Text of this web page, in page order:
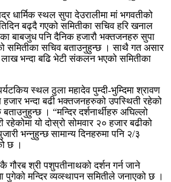
धार्मिक स्थल सुपा देउरालीमा मां भगवतीको
बढ्दै गएको समितीका सचिव हरि खनाल
बाबजुध पनि दैनिक हजारौ भक्तजनहरु सुपा
समितीका सचिव बताउनुहुन्छ । साथै गत असार
भन्दा बढि भेटी संकलन भएको समितीका
स्थल ठुला महादेव पुम्दी-भुम्दिमा श्रावण
हजार भन्दा बढी भक्तजनहरुको उपस्थिती रहेको
। “मन्दिर दर्शनार्थीहरु अघिल्लो
रहेकोमा यो दोस्रो सोमवार २० हजार बढीको
भन्नुहुन्छ सामान्य दिनहरुमा पनि २/३
छ ।
गौरब श्री पशुपतीनाथको दर्शन गर्न जाने
मन्दिर व्यव्स्थापन समितीले जनाएको छ ।